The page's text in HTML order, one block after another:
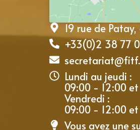
19 rue de
+33(0)2 38 77
Lundi au jeudi :
09:00 - 12:00
Vendredi :
09:00 - 12:00
Vous avez une